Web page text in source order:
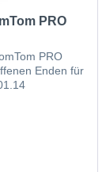
PRO
PRO
Enden für